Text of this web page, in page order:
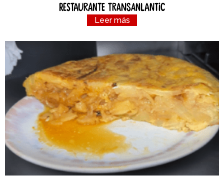
Restaurante Transanlantic
Leer más